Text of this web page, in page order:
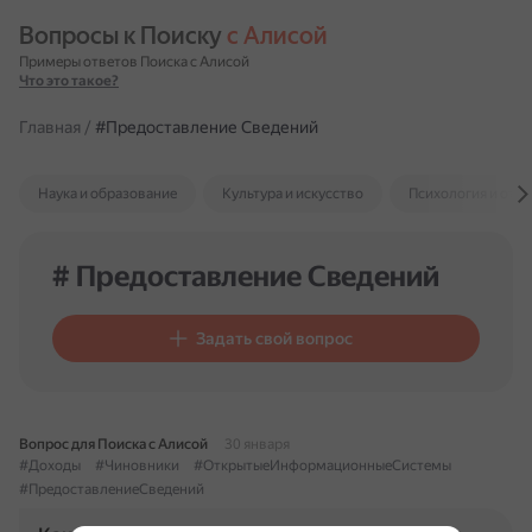
Вопросы к Поиску с Алисой
Примеры ответов Поиска с Алисой
Что это такое?
Главная / #Предоставление Сведений
Наука и образование Культура и искусство Психология и
# Предоставление Сведений
Задать свой вопрос
Вопрос для Поиска с Алисой
30 января
#Доходы
#Чиновники
#ОткрытыеИнформационныеСистемы
#ПредоставлениеСведений